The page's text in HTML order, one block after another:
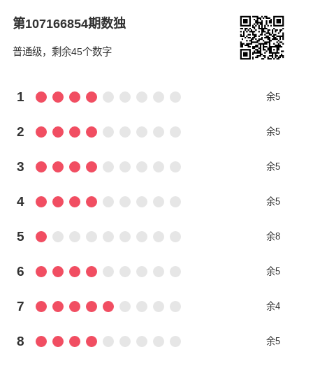
第107166854期数独
普通级，剩余45个数字
1 余5
2 余5
3 余5
4 余5
5 余8
6 余5
7 余4
8 余5